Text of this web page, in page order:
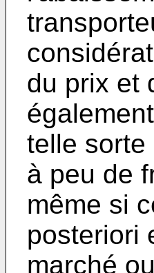
du prix et
telle sorte
à peu de
même si
posteriori
marché